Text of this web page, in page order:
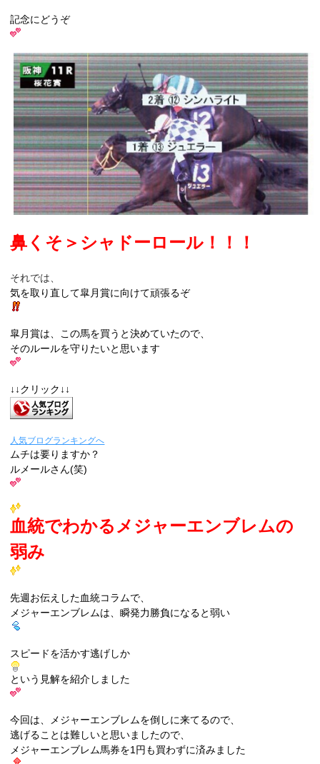
記念にどうぞ
鼻くそ＞シャドーロール！！！
それでは、
気を取り直して皐月賞に向けて頑張るぞ
皐月賞は、この馬を買うと決めていたので、
そのルールを守りたいと思います
↓↓クリック↓↓
人気ブログランキングへ
ムチは要りますか？
ルメールさん(笑)
血統でわかるメジャーエンブレムの
弱み
先週お伝えした血統コラムで、
メジャーエンブレムは、瞬発力勝負になると弱い
スピードを活かす逃げしか
という見解を紹介しました
今回は、メジャーエンブレムを倒しに来てるので、
逃げることは難しいと思いましたので、
メジャーエンブレム馬券を1円も買わずに済みました